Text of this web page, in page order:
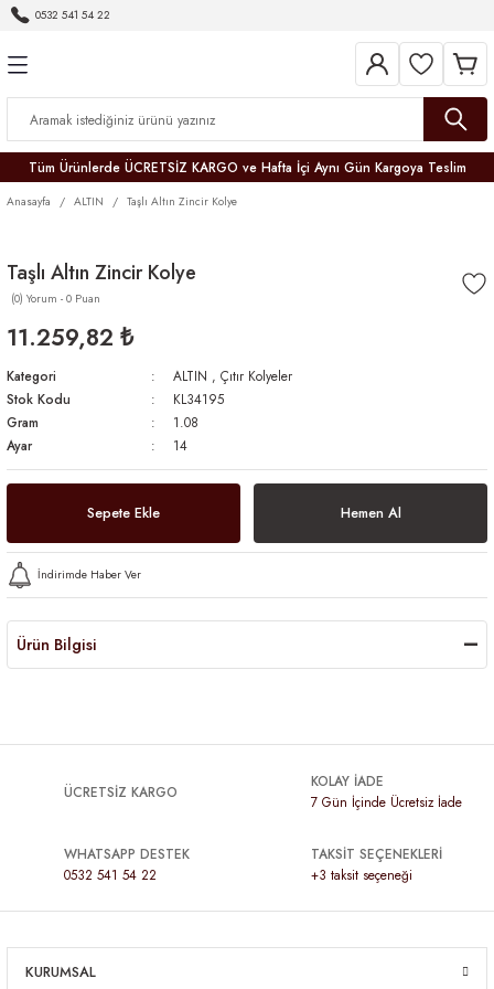
0532 541 54 22
Tüm Ürünlerde ÜCRETSİZ KARGO ve Hafta İçi Aynı Gün Kargoya Teslim
Anasayfa ALTIN Taşlı Altın Zincir Kolye
Taşlı Altın Zincir Kolye
(0) Yorum - 0 Puan
11.259,82 ₺
Kategori ALTIN , Çıtır Kolyeler
Stok Kodu
KL34195
Gram
1.08
Ayar
14
Sepete Ekle Hemen Al
İndirimde Haber Ver
Ürün Bilgisi
ÜCRETSİZ KARGO
KOLAY İADE
7 Gün İçinde Ücretsiz İade
WHATSAPP DESTEK
0532 541 54 22
TAKSİT SEÇENEKLERİ
+3 taksit seçeneği
KURUMSAL